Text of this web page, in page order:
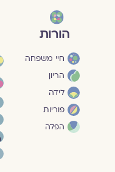
הורות
חיי משפחה
הריון
לידה
פוריות
הפלה